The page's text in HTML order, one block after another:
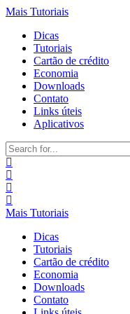
Mais Tutoriais
Dicas
Tutoriais
Cartão de crédito
Economia
Downloads
Contato
Links úteis
Aplicativos
Search
for:
Mais Tutoriais
Dicas
Tutoriais
Cartão de crédito
Economia
Downloads
Contato